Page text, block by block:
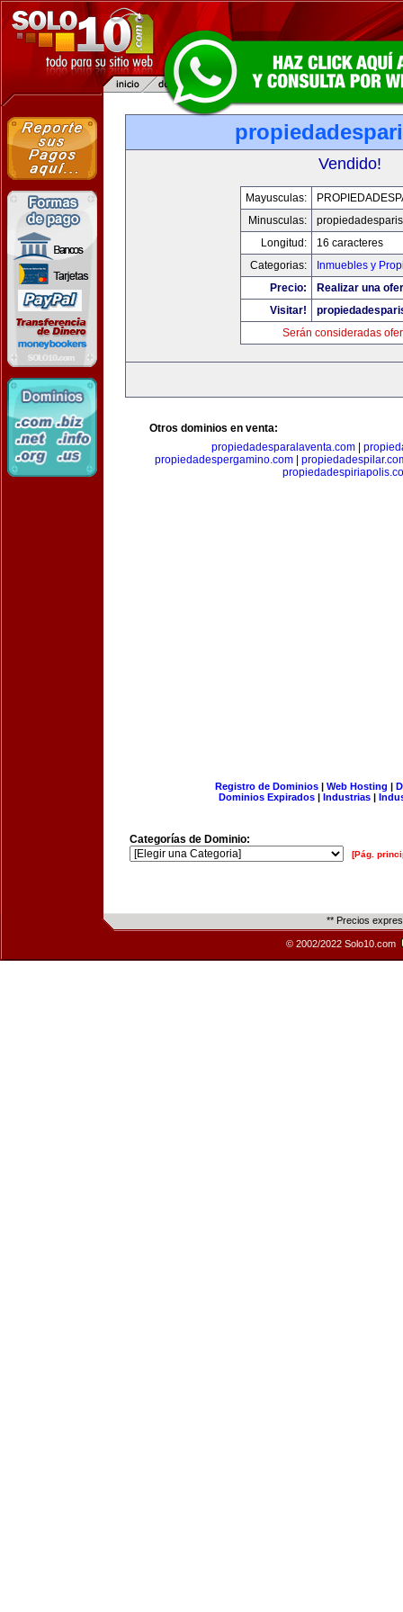
Vendido!
Mayusculas:
Minusculas:
Longitud:
16 caracteres
Categorias:
Inmuebles y
Precio:
Realizar una
Visitar!
Serán consideradas
Otros dominios en venta:
propiedadesparalaventa.com|
propiedadespergamino.com|
Registro de Dominios| Web Hosting |
Dominios Expirados | Industrias |
Categorías de Dominio:
[Pág.
** Precios
© 2002/2022 Solo10.com